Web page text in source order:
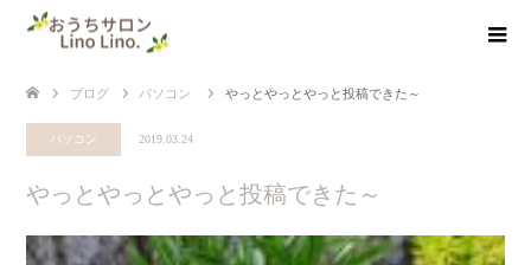
ブログ パソコン やっとやっとやっと投稿できた～
パソコン 2019.03.24
やっとやっとやっと投稿できた～